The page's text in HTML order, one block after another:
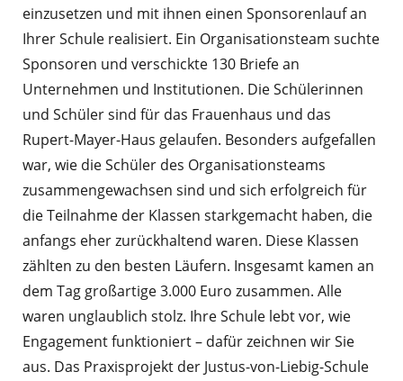
einzusetzen und mit ihnen einen Sponsorenlauf an
Ihrer Schule realisiert. Ein Organisationsteam suchte
Sponsoren und verschickte 130 Briefe an
Unternehmen und Institutionen. Die Schülerinnen
und Schüler sind für das Frauenhaus und das
Rupert-Mayer-Haus gelaufen. Besonders aufgefallen
war, wie die Schüler des Organisationsteams
zusammengewachsen sind und sich erfolgreich für
die Teilnahme der Klassen starkgemacht haben, die
anfangs eher zurückhaltend waren. Diese Klassen
zählten zu den besten Läufern. Insgesamt kamen an
dem Tag großartige 3.000 Euro zusammen. Alle
waren unglaublich stolz. Ihre Schule lebt vor, wie
Engagement funktioniert – dafür zeichnen wir Sie
aus. Das Praxisprojekt der Justus-von-Liebig-Schule